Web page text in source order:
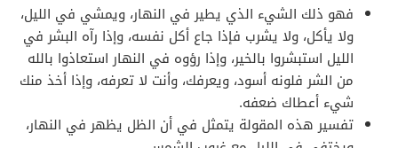
فهو ذلك الشيء الذي يطير في النهار، ويمشي في الليل،
ولا يأكل، ولا يشرب فإذا جاع أكل نفسه، وإذا رآه البشر في
الليل استبشروا بالخير، وإذا رؤوه في النهار استعاذوا بالله
من الشر فلونه أسود، ويعرفك، وأنت لا تعرفه، وإذا أخذ منك
شيء أعطاك ضعفه.
تفسير هذه المقولة يتمثل في أن الظل يظهر في النهار،